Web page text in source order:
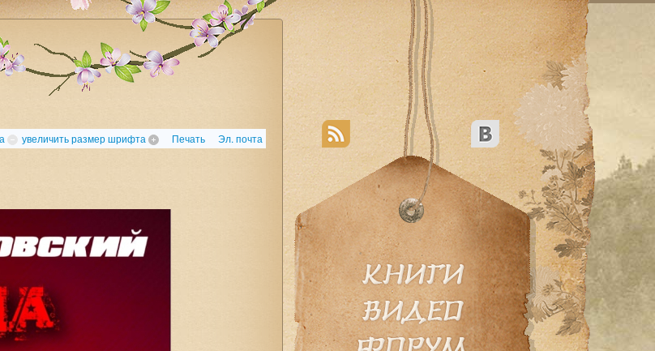
увеличить размер шрифта Печать Эл. почта